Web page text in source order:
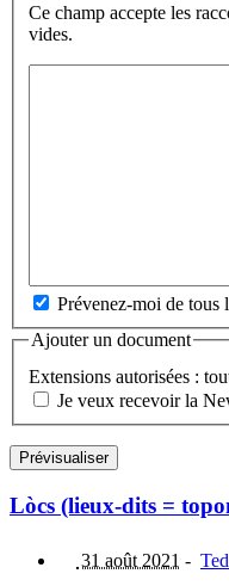
Ce champ accepte les
vides.
Prévenez-moi de tous
Ajouter un document
Extensions autorisées :
Je veux recevoir la
Lòcs (lieux-dits =
31 août 2021 -